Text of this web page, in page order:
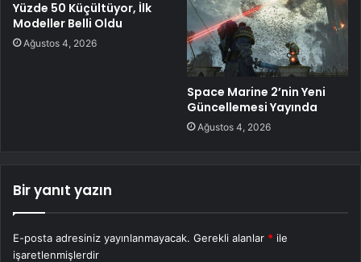
Yüzde 50 Küçültüyor, İlk
Modeller Belli Oldu
Ağustos 4, 2026
Space Marine 2’nin Yeni
Güncellemesi Yayında
Ağustos 4, 2026
Bir yanıt yazın
E-posta adresiniz yayınlanmayacak. Gerekli alanlar * ile
işaretlenmişlerdir